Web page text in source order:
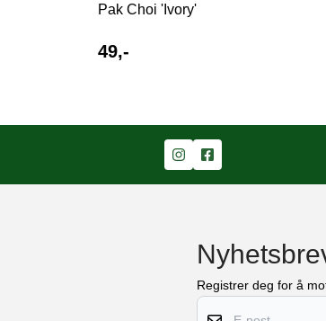
Pak Choi 'Ivory'
49,-
Registrer deg for å
E-post